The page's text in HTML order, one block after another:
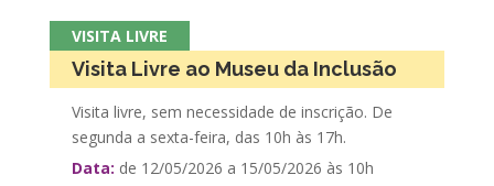
VISITA LIVRE
Visita Livre ao Museu da Inclusão
Visita livre, sem necessidade de inscrição. De
segunda a sexta-feira, das 10h às 17h.
Data: de 12/05/2026 a 15/05/2026 às 10h